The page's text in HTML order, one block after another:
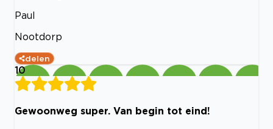
Paul
Nootdorp
delen
10
Gewoonweg super. Van begin tot eind!